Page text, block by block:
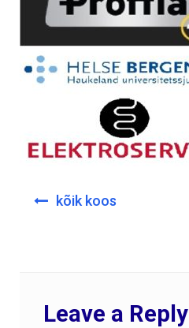
kõik koos
Leave a Reply